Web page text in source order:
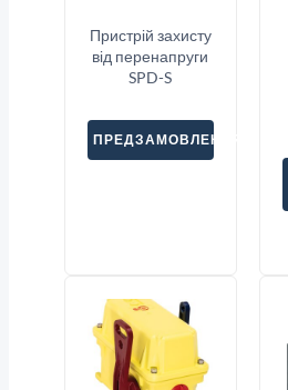
Пристрій захисту
від перенапруги
SPD-S
ПРЕДЗАМОВЛЕННЯ